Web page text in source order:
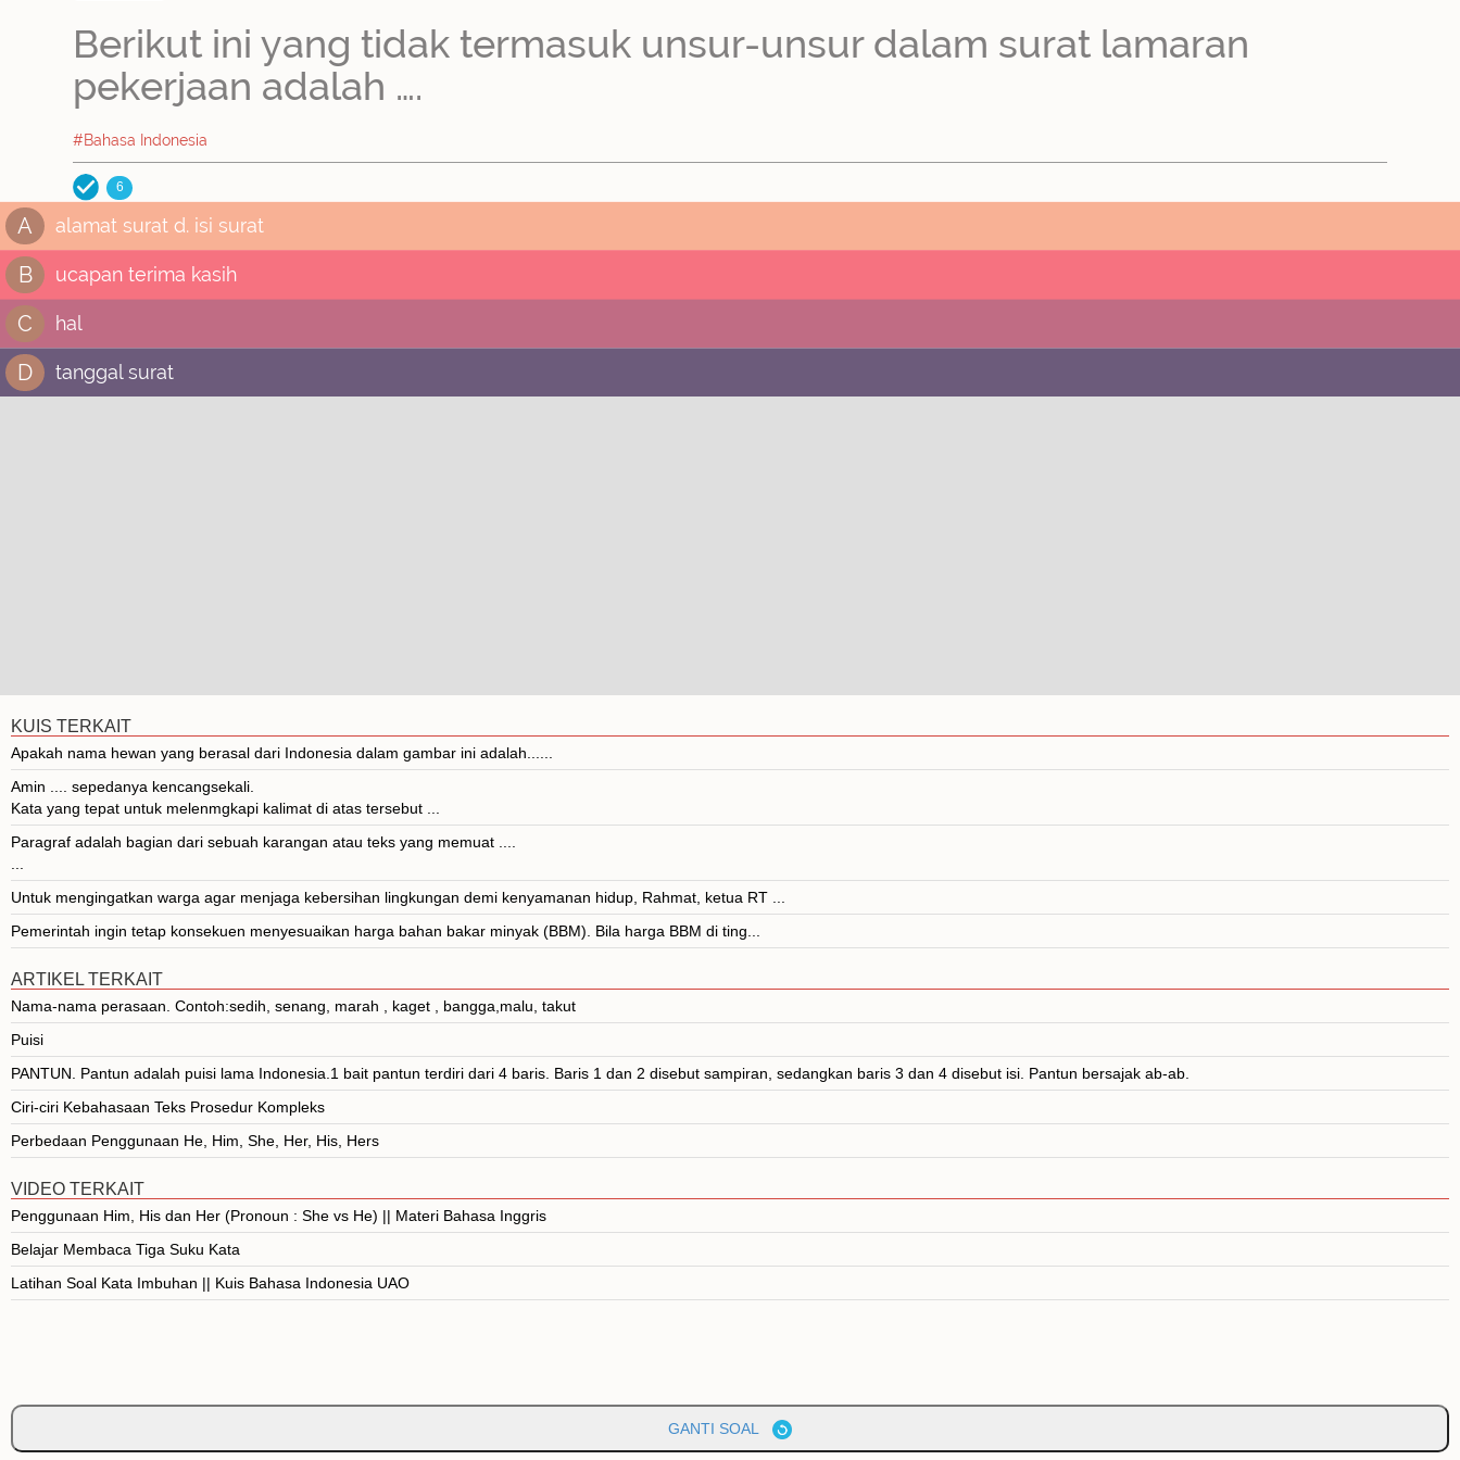
Berikut ini yang tidak termasuk unsur-unsur dalam surat lamaran
pekerjaan adalah ….
#Bahasa Indonesia
6
A alamat surat d. isi surat
B ucapan terima kasih
C hal
D tanggal surat
KUIS TERKAIT
Apakah nama hewan yang berasal dari Indonesia dalam gambar ini adalah......
Amin .... sepedanya kencangsekali.
Kata yang tepat untuk melenmgkapi kalimat di atas tersebut ...
Paragraf adalah bagian dari sebuah karangan atau teks yang memuat ....
Untuk mengingatkan warga agar menjaga kebersihan lingkungan demi kenyamanan hidup, Rahmat, ketua RT ...
Pemerintah ingin tetap konsekuen menyesuaikan harga bahan bakar minyak (BBM). Bila harga BBM di ting...
ARTIKEL TERKAIT
Nama-nama perasaan. Contoh:sedih, senang, marah , kaget , bangga,malu, takut
Puisi
PANTUN. Pantun adalah puisi lama Indonesia.1 bait pantun terdiri dari 4 baris. Baris 1 dan 2 disebut sampiran, sedangkan baris 3 dan 4 disebut isi. Pantun bersajak ab-ab.
Ciri-ciri Kebahasaan Teks Prosedur Kompleks
Perbedaan Penggunaan He, Him, She, Her, His, Hers
VIDEO TERKAIT
Penggunaan Him, His dan Her (Pronoun : She vs He) || Materi Bahasa Inggris
Belajar Membaca Tiga Suku Kata
Latihan Soal Kata Imbuhan || Kuis Bahasa Indonesia UAO
GANTI SOAL